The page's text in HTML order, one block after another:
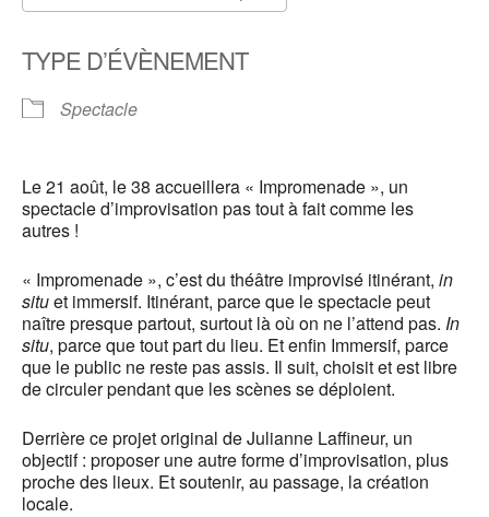
TYPE D’ÉVÈNEMENT
Spectacle
Le 21 août, le 38 accueillera « Impromenade », un
spectacle d’improvisation pas tout à fait comme les
autres !
« Impromenade », c’est du théâtre improvisé itinérant, in
situet immersif. Itinérant, parce que le spectacle peut
naître presque partout, surtout là où on ne l’attend pas. In
situ, parce que tout part du lieu. Et enfin Immersif, parce
que le public ne reste pas assis. Il suit, choisit et est libre
de circuler pendant que les scènes se déploient.
Derrière ce projet original de Julianne Laffineur, un
objectif : proposer une autre forme d’improvisation, plus
proche des lieux. Et soutenir, au passage, la création
locale.